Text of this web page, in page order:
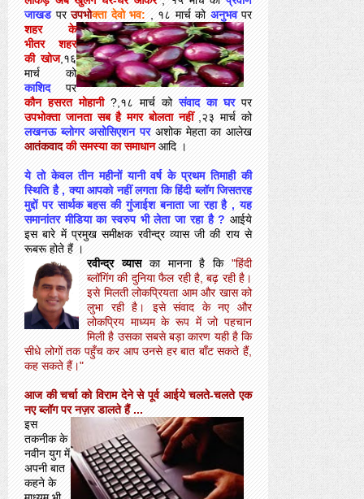
जाखडपरउपभोक्ता देवो भव: , १८ मार्च को अनुभवपर
शहर के
भीतर शहर
की खोज,१६
मार्च को
काशिदपर
कौन हसरत मोहानी?,१८ मार्च कोसंवाद का घरपर
उपभोक्ता जानता सब है मगर बोलता नहीं,२३ मार्च को
लखनऊ ब्लोगर असोसिएशन पर अशोक मेहता का आलेख
आतंकवाद की समस्या का समाधानआदि ।
ये तो केवल तीन महीनों यानी वर्ष के प्रथम तिमाही की
स्थिति है , क्या आपको नहीं लगता कि हिंदी ब्लॉग जिसतरह
मुद्दों पर सार्थक बहस की गुंजाईश बनाता जा रहा है , यह
समानांतर मीडिया का स्वरुप भी लेता जा रहा है ? आईये
इस बारे में प्रमुख समीक्षक रवीन्द्र व्यास जी की राय से
रूबरू होते हैं ।
रवीन्द्र व्यासका मानना है कि"हिंदी
ब्लॉगिंग की दुनिया फैल रही है, बढ़ रही है।
इसे मिलती लोकप्रियता आम और खास को
लुभा रही है। इसे संवाद के नए और
लोकप्रिय माध्यम के रूप में जो पहचान
मिली है उसका सबसे बड़ा कारण यही है कि
सीधे लोगों तक पहुँच कर आप उनसे हर बात बाँट सकते हैं,
कह सकते हैं।"
आज की चर्चा को विराम देने से पूर्व आईये चलते-चलते एक
नए ब्लॉग पर नज़र डालते हैं ...
इस
तकनीक के
नवीन युग में
अपनी बात
कहने के